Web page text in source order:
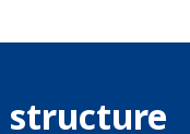
structure